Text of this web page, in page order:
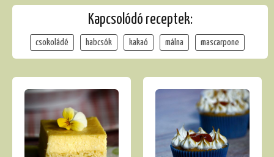
Kapcsolódó receptek:
csokoládé habcsók kakaó málna mascarpone